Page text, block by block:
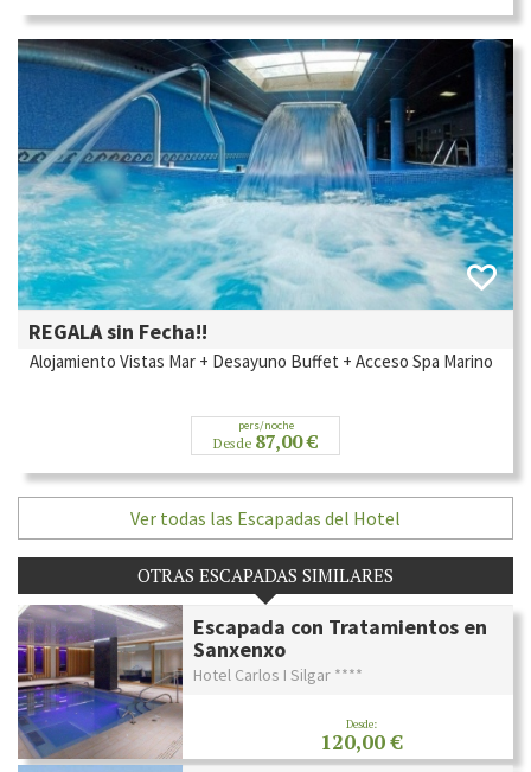
REGALA sin Fecha!!
Alojamiento Vistas Mar + Desayuno Buffet + Acceso Spa Marino
pers/noche
Desde 87,00 €
Ver todas las Escapadas del Hotel
OTRAS ESCAPADAS SIMILARES
Escapada con Tratamientos en
Sanxenxo
Hotel Carlos I Silgar ****
Desde:
120,00 €